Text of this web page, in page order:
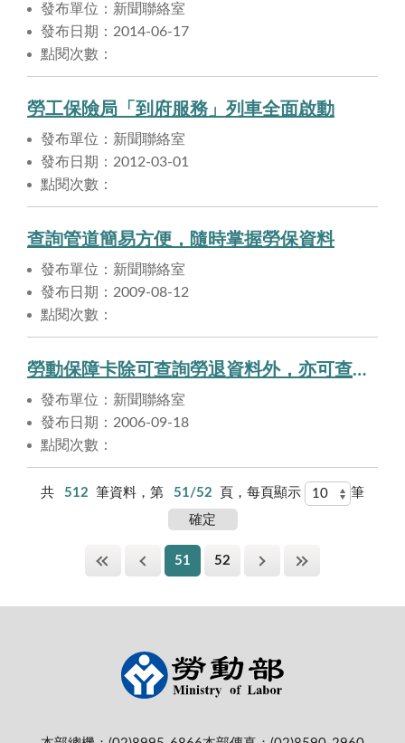
發布單位：新聞聯絡室
發布日期：2014-06-17
點閱次數：
勞工保險局「到府服務」列車全面啟動
發布單位：新聞聯絡室
發布日期：2012-03-01
點閱次數：
查詢管道簡易方便，隨時掌握勞保資料
發布單位：新聞聯絡室
發布日期：2009-08-12
點閱次數：
勞動保障卡除可查詢勞退資料外，亦可查詢勞保資料，請多加利用
發布單位：新聞聯絡室
發布日期：2006-09-18
點閱次數：
共 512 筆資料，第 51/52 頁，每頁顯示 筆
51 52